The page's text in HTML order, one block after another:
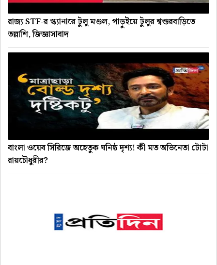
রাজ্য STF-র স্ক্যানারে টুলু মণ্ডল, পাড়ুইয়ে টুলুর শ্বশুরবাড়িতে
তল্লাশি, জিজ্ঞাসাবাদ
বাংলা ওয়েব সিরিজে অহেতুক ঘনিষ্ঠ দৃশ্য! কী মত অভিনেতা টোটা
রায়চৌধুরীর?